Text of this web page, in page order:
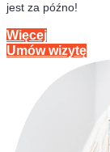
jest za późno!
Więcej
Umów wizytę